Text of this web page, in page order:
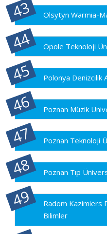
Olsytyn Warmia-
Opole Teknoloji
Polonya Denizcilik
Poznan Müzik
Poznan Teknoloji
Poznan Tıp
Radom Kazimiers
Bilimler